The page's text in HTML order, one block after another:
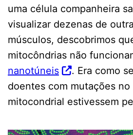
uma célula companheira
visualizar dezenas de
músculos, descobrimos
mitocôndrias não
nanotúneis
. Era como
doentes com mutações no
mitocondrial estivessem